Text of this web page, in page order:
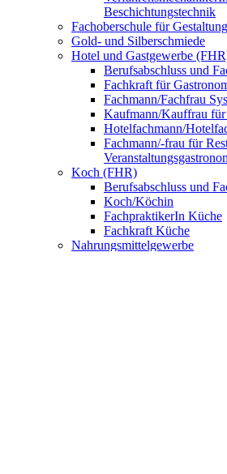
Beschichtungstechnik
Fachoberschule für
Gold- und Silberschmiede
Hotel und Gastgewerbe
Berufsabschluss und
Fachkraft für
Fachmann/Fachfrau
Kaufmann/Kauffrau für
Hotelfachmann/
Fachmann/-frau für
Koch (FHR)
Berufsabschluss und
Koch/Köchin
FachpraktikerIn Küche
Fachkraft Küche
Nahrungsmittelgewerbe